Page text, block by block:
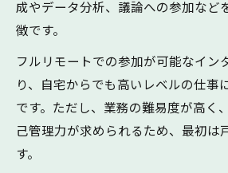
方
成長できる環境を見極める
成やデータ分析、議論への参加など
徴です。
フルリモートでの参加が可能なイン
り、自宅からでも高いレベルの仕事
です。ただし、業務の難易度が高く
己管理力が求められるため、最初は
す。